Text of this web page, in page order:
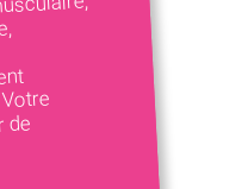
de